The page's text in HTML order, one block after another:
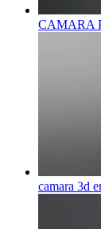
CAMARA
camara 3d